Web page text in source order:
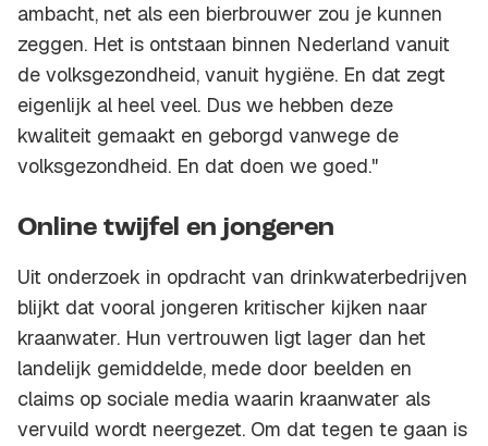
ambacht, net als een bierbrouwer zou je kunnen
zeggen. Het is ontstaan binnen Nederland vanuit
de volksgezondheid, vanuit hygiëne. En dat zegt
eigenlijk al heel veel. Dus we hebben deze
kwaliteit gemaakt en geborgd vanwege de
volksgezondheid. En dat doen we goed."
Online twijfel en jongeren
Uit onderzoek in opdracht van drinkwaterbedrijven
blijkt dat vooral jongeren kritischer kijken naar
kraanwater. Hun vertrouwen ligt lager dan het
landelijk gemiddelde, mede door beelden en
claims op sociale media waarin kraanwater als
vervuild wordt neergezet. Om dat tegen te gaan is